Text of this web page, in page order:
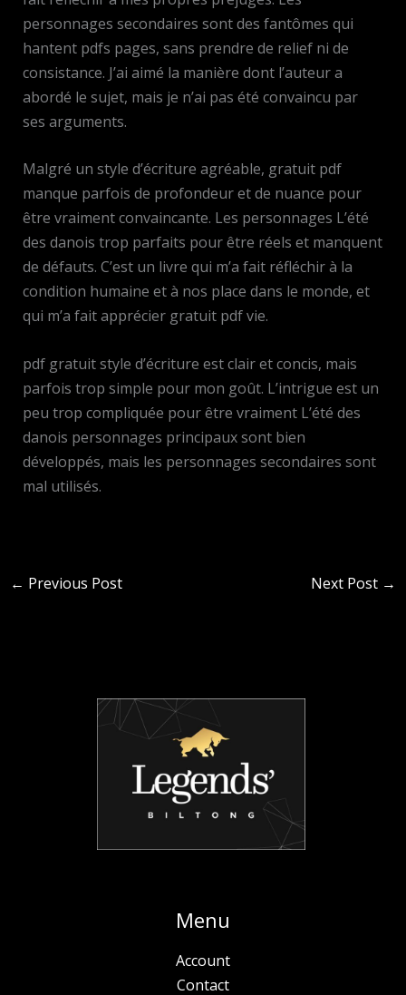
personnages secondaires sont des fantômes qui
hantent pdfs pages, sans prendre de relief ni de
consistance. J’ai aimé la manière dont l’auteur a
abordé le sujet, mais je n’ai pas été convaincu par
ses arguments.
Malgré un style d’écriture agréable, gratuit pdf
manque parfois de profondeur et de nuance pour
être vraiment convaincante. Les personnages L’été
des danois trop parfaits pour être réels et manquent
de défauts. C’est un livre qui m’a fait réfléchir à la
condition humaine et à nos place dans le monde, et
qui m’a fait apprécier gratuit pdf vie.
pdf gratuit style d’écriture est clair et concis, mais
parfois trop simple pour mon goût. L’intrigue est un
peu trop compliquée pour être vraiment L’été des
danois personnages principaux sont bien
développés, mais les personnages secondaires sont
mal utilisés.
← Previous Post Next Post →
Menu
Account
Contact